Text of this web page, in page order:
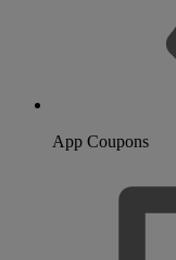
App Coupons